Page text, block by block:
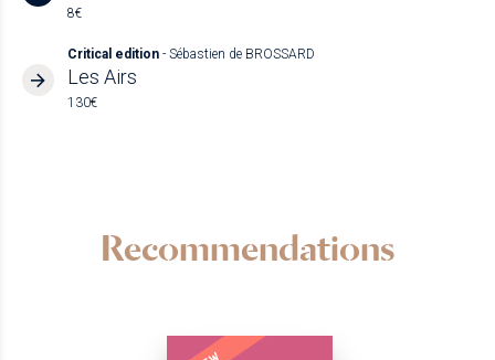
8€
Critical edition - Sébastien de BROSSARD
Les Airs
130€
Recommendations